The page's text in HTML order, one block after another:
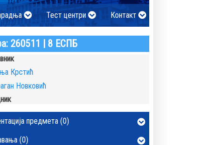
Тест центри Контакт
260511 | 8 ЕСПБ
Крстић
Новковић
предмета (0)
(0)